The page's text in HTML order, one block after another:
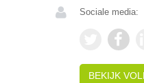
Sociale media:
BEKIJK